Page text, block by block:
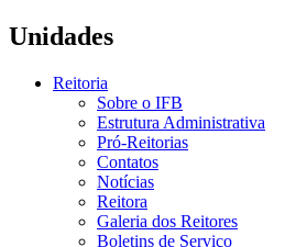
Unidades
Reitoria
Sobre o IFB
Estrutura Administrativa
Pró-Reitorias
Contatos
Notícias
Reitora
Galeria dos Reitores
Boletins de Serviço